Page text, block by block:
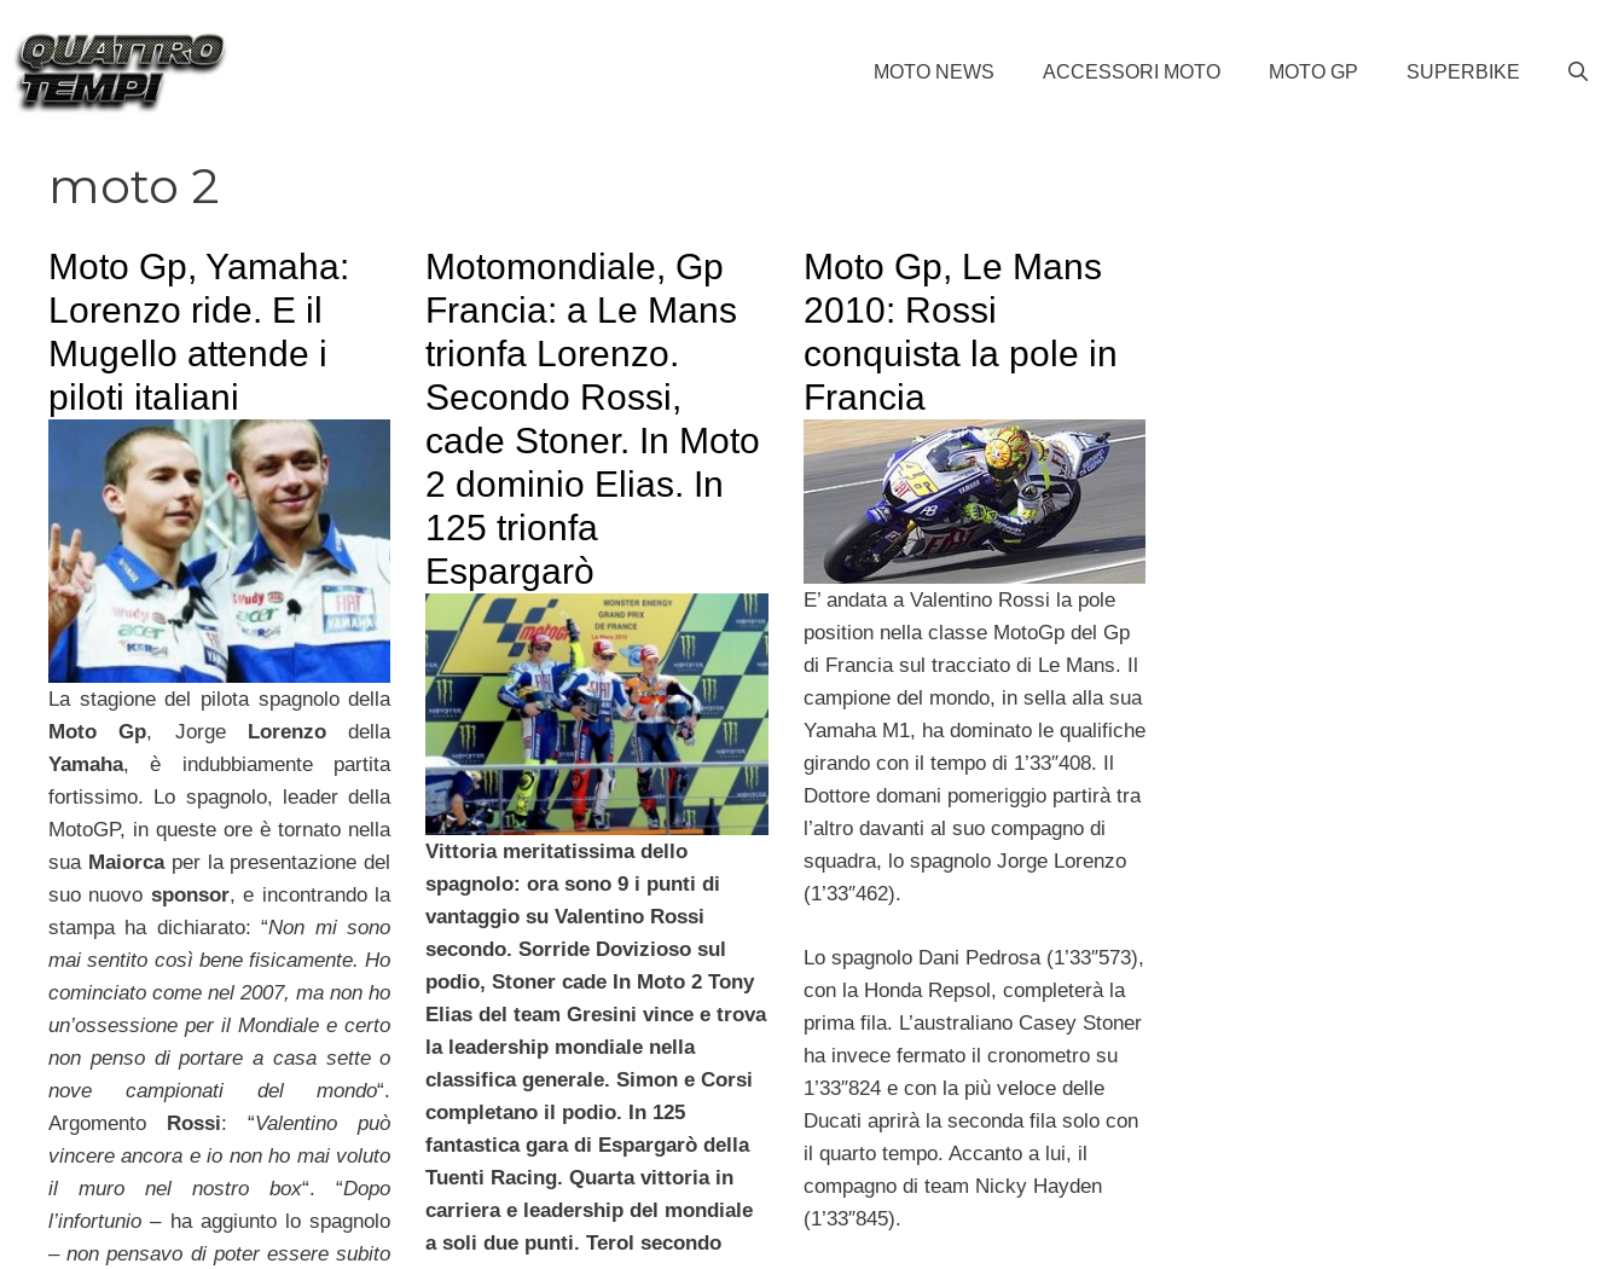
contenuto
MOTO NEWS ACCESSORI MOTO MOTO GP SUPERBIKE
moto 2
Moto Gp, Yamaha:
Lorenzo ride. E il
Mugello attende i
piloti italiani
La stagione del pilota spagnolo della
Moto Gp, Jorge Lorenzodella
Yamaha, è indubbiamente partita
fortissimo. Lo spagnolo, leader della
MotoGP, in queste ore è tornato nella
sua Maiorca per la presentazione del
suo nuovo sponsor, e incontrando la
stampa ha dichiarato: “Non mi sono
mai sentito così bene fisicamente. Ho
cominciato come nel 2007, ma non ho
un’ossessione per il Mondiale e certo
non penso di portare a casa sette o
nove campionati del mondo“.
Argomento Rossi: “Valentino può
vincere ancora e io non ho mai voluto
il muro nel nostro box“. “Dopo
l’infortunio – ha aggiunto lo spagnolo
–non pensavo di poter essere subito
Motomondiale, Gp
Francia: a Le Mans
trionfa Lorenzo.
Secondo Rossi,
cade Stoner. In Moto
2 dominio Elias. In
125 trionfa
Espargarò
Vittoria meritatissima dello
spagnolo: ora sono 9 i punti di
vantaggio su Valentino Rossi
secondo. Sorride Dovizioso sul
podio, Stoner cade In Moto 2 Tony
Elias del team Gresini vince e trova
la leadership mondiale nella
classifica generale. Simon e Corsi
completano il podio. In 125
fantastica gara di Espargarò della
Tuenti Racing. Quarta vittoria in
carriera e leadership del mondiale
a soli due punti. Terol secondo
Moto Gp, Le Mans
2010: Rossi
conquista la pole in
Francia
E’ andata a Valentino Rossi la pole
position nella classe MotoGp del Gp
di Francia sul tracciato di Le Mans. Il
campione del mondo, in sella alla sua
Yamaha M1, ha dominato le qualifiche
girando con il tempo di 1’33″408. Il
Dottore domani pomeriggio partirà tra
l’altro davanti al suo compagno di
squadra, lo spagnolo Jorge Lorenzo
(1’33″462).
Lo spagnolo Dani Pedrosa (1’33″573),
con la Honda Repsol, completerà la
prima fila. L’australiano Casey Stoner
ha invece fermato il cronometro su
1’33″824 e con la più veloce delle
Ducati aprirà la seconda fila solo con
il quarto tempo. Accanto a lui, il
compagno di team Nicky Hayden
(1’33″845).